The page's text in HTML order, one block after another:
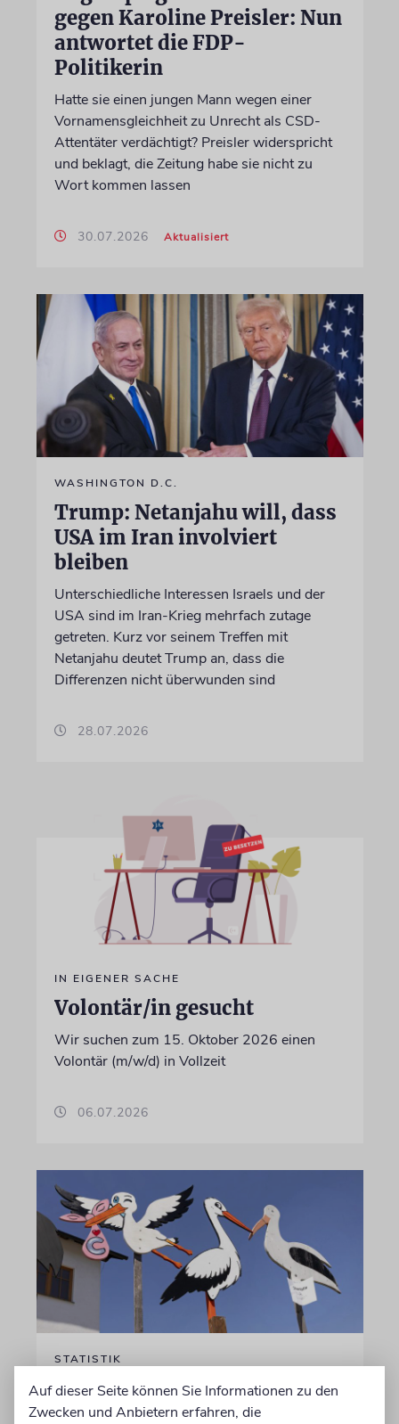
gegen Karoline Preisler: Nun
antwortet die FDP-
Politikerin
Hatte sie einen jungen Mann wegen einer
Vornamensgleichheit zu Unrecht als CSD-
Attentäter verdächtigt? Preisler widerspricht
und beklagt, die Zeitung habe sie nicht zu
Wort kommen lassen
30.07.2026 Aktualisiert
WASHINGTON D.C.
Trump: Netanjahu will, dass
USA im Iran involviert
bleiben
Unterschiedliche Interessen Israels und der
USA sind im Iran-Krieg mehrfach zutage
getreten. Kurz vor seinem Treffen mit
Netanjahu deutet Trump an, dass die
Differenzen nicht überwunden sind
28.07.2026
IN EIGENER SACHE
Volontär/in gesucht
Wir suchen zum 15. Oktober 2026 einen
Volontär (m/w/d) in Vollzeit
06.07.2026
STATISTIK
Diese hebräischen
Vornamen in Österreich sind
Auf dieser Seite können Sie Informationen zu den
Zwecken und Anbietern erfahren, die